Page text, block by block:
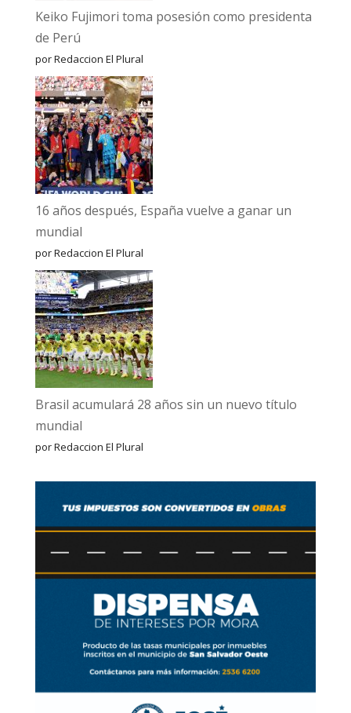
Keiko Fujimori toma posesión como presidenta
de Perú
por Redaccion El Plural
16 años después, España vuelve a ganar un
mundial
por Redaccion El Plural
Brasil acumulará 28 años sin un nuevo título
mundial
por Redaccion El Plural